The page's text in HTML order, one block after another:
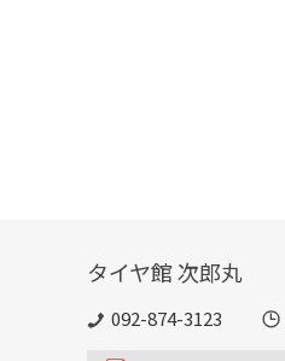
タイヤ館 次郎丸
092-874-3123